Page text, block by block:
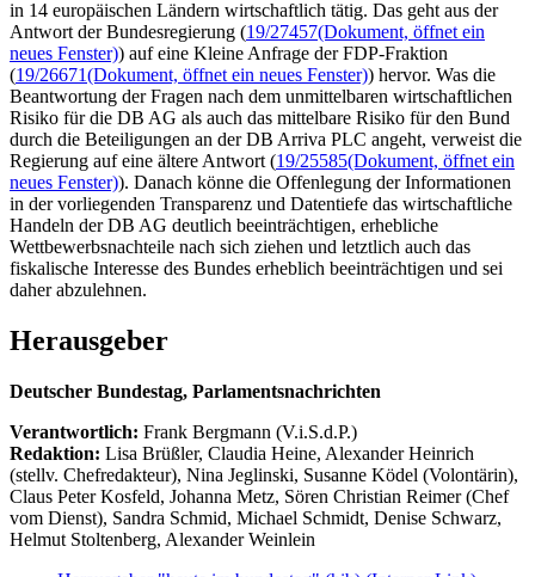
in 14 europäischen Ländern wirtschaftlich tätig. Das geht aus der
Antwort der Bundesregierung (19/27457(Dokument, öffnet ein
neues Fenster)) auf eine Kleine Anfrage der FDP-Fraktion
(19/26671(Dokument, öffnet ein neues Fenster)) hervor. Was die
Beantwortung der Fragen nach dem unmittelbaren wirtschaftlichen
Risiko für die DB AG als auch das mittelbare Risiko für den Bund
durch die Beteiligungen an der DB Arriva PLC angeht, verweist die
Regierung auf eine ältere Antwort (19/25585(Dokument, öffnet ein
neues Fenster)). Danach könne die Offenlegung der Informationen
in der vorliegenden Transparenz und Datentiefe das wirtschaftliche
Handeln der DB AG deutlich beeinträchtigen, erhebliche
Wettbewerbsnachteile nach sich ziehen und letztlich auch das
fiskalische Interesse des Bundes erheblich beeinträchtigen und sei
daher abzulehnen.
Herausgeber
Deutscher Bundestag, Parlamentsnachrichten
Verantwortlich: Frank Bergmann (V.i.S.d.P.)
Redaktion: Lisa Brüßler, Claudia Heine, Alexander Heinrich
(stellv. Chefredakteur), Nina Jeglinski, Susanne Ködel (Volontärin),
Claus Peter Kosfeld, Johanna Metz, Sören Christian Reimer (Chef
vom Dienst), Sandra Schmid, Michael Schmidt, Denise Schwarz,
Helmut Stoltenberg, Alexander Weinlein